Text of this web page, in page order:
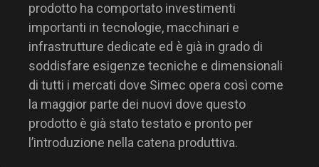
prodotto ha comportato investimenti
importanti in tecnologie, macchinari e
infrastrutture dedicate ed è già in grado di
soddisfare esigenze tecniche e dimensionali
di tutti i mercati dove Simec opera così come
la maggior parte dei nuovi dove questo
prodotto è già stato testato e pronto per
l’introduzione nella catena produttiva.